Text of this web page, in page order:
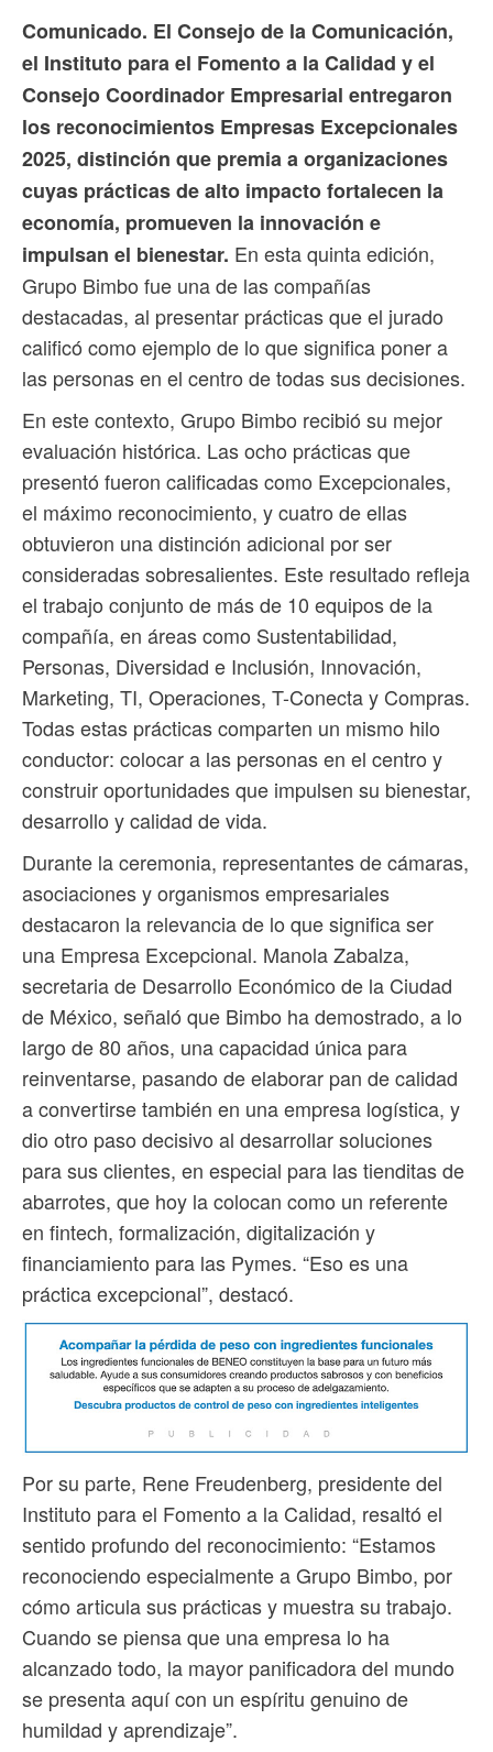
Comunicado. El Consejo de la Comunicación,
el Instituto para el Fomento a la Calidad y el
Consejo Coordinador Empresarial entregaron
los reconocimientos Empresas Excepcionales
2025, distinción que premia a organizaciones
cuyas prácticas de alto impacto fortalecen la
economía, promueven la innovación e
impulsan el bienestar. En esta quinta edición,
Grupo Bimbo fue una de las compañías
destacadas, al presentar prácticas que el jurado
calificó como ejemplo de lo que significa poner a
las personas en el centro de todas sus decisiones.
En este contexto, Grupo Bimbo recibió su mejor
evaluación histórica. Las ocho prácticas que
presentó fueron calificadas como Excepcionales,
el máximo reconocimiento, y cuatro de ellas
obtuvieron una distinción adicional por ser
consideradas sobresalientes. Este resultado refleja
el trabajo conjunto de más de 10 equipos de la
compañía, en áreas como Sustentabilidad,
Personas, Diversidad e Inclusión, Innovación,
Marketing, TI, Operaciones, T-Conecta y Compras.
Todas estas prácticas comparten un mismo hilo
conductor: colocar a las personas en el centro y
construir oportunidades que impulsen su bienestar,
desarrollo y calidad de vida.
Durante la ceremonia, representantes de cámaras,
asociaciones y organismos empresariales
destacaron la relevancia de lo que significa ser
una Empresa Excepcional. Manola Zabalza,
secretaria de Desarrollo Económico de la Ciudad
de México, señaló que Bimbo ha demostrado, a lo
largo de 80 años, una capacidad única para
reinventarse, pasando de elaborar pan de calidad
a convertirse también en una empresa logística, y
dio otro paso decisivo al desarrollar soluciones
para sus clientes, en especial para las tienditas de
abarrotes, que hoy la colocan como un referente
en fintech, formalización, digitalización y
financiamiento para las Pymes. “Eso es una
práctica excepcional”, destacó.
Por su parte, Rene Freudenberg, presidente del
Instituto para el Fomento a la Calidad, resaltó el
sentido profundo del reconocimiento: “Estamos
reconociendo especialmente a Grupo Bimbo, por
cómo articula sus prácticas y muestra su trabajo.
Cuando se piensa que una empresa lo ha
alcanzado todo, la mayor panificadora del mundo
se presenta aquí con un espíritu genuino de
humildad y aprendizaje”.